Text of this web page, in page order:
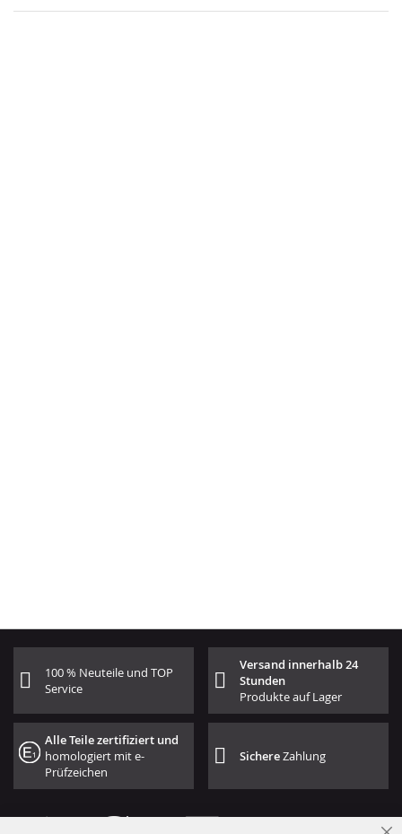
100 % Neuteile und TOP
Service
Versand innerhalb 24
Stunden
Produkte auf Lager
Alle Teile zertifiziert und
homologiert mit e-
Prüfzeichen
SichereZahlung